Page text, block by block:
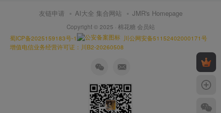
友链申请 AI大全 集合网站 JMR's Homepage
Copyright © 2025 · 棉花糖 会员站
蜀ICP备2025159183号-1
川公网安备51152402000171号
增值电信业务经营许可证：川B2-20260508